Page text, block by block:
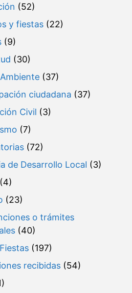
(52)
y fiestas(22)
(9)
(30)
(37)
ciudadana (37)
Civil (3)
(7)
(72)
de Desarrollo Local (3)
(23)
o trámites
(40)
(197)
recibidas(54)